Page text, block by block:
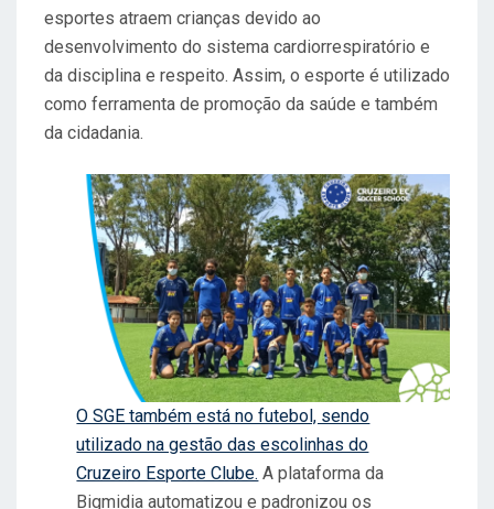
esportes atraem crianças devido ao
desenvolvimento do sistema cardiorrespiratório e
da disciplina e respeito. Assim, o esporte é utilizado
como ferramenta de promoção da saúde e também
da cidadania.
O SGE também está no futebol, sendo
utilizado na gestão das escolinhas do
Cruzeiro Esporte Clube. A plataforma da
Bigmidia automatizou e padronizou os